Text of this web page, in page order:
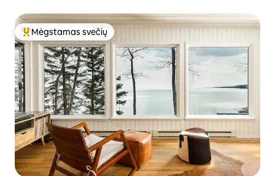
Svečių mėgstamiausias
Mėgstamas svečių